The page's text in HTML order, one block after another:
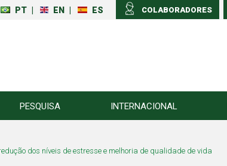
COLABORADORES
PT EN ES
PESQUISA INTERNACIONAL
dos níveis de estresse e melhoria de qualidade de vida